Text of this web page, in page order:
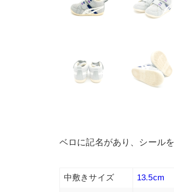
ベロに記名があり、シール
中敷きサイズ 13.5cm